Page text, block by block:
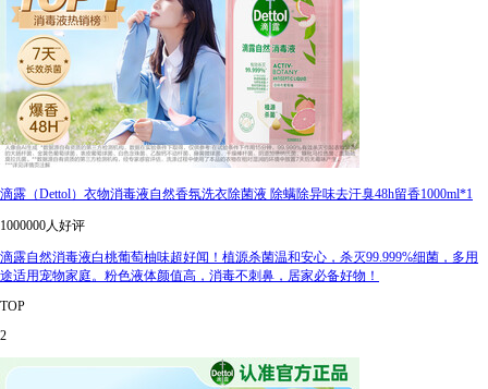
滴露（Dettol）衣物消毒液自然香氛洗衣除菌液 除螨除异味去汗臭48h留香1000ml*1
1000000人好评
滴露自然消毒液白桃葡萄柚味超好闻！植源杀菌温和安心，杀灭99.999%细菌，多用
途适用宠物家庭。粉色液体颜值高，消毒不刺鼻，居家必备好物！
TOP
2